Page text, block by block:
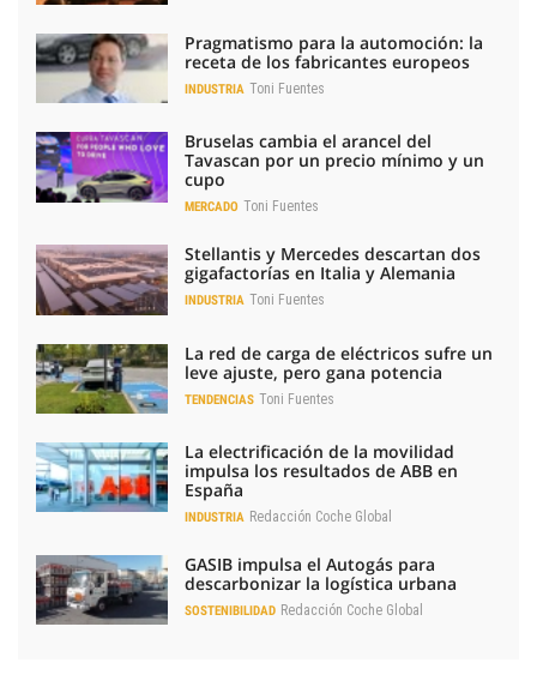
Pragmatismo para la automoción: la
receta de los fabricantes europeos
INDUSTRIA Toni Fuentes
Bruselas cambia el arancel del
Tavascan por un precio mínimo y un
cupo
MERCADO Toni Fuentes
Stellantis y Mercedes descartan dos
gigafactorías en Italia y Alemania
INDUSTRIA Toni Fuentes
La red de carga de eléctricos sufre un
leve ajuste, pero gana potencia
TENDENCIAS Toni Fuentes
La electrificación de la movilidad
impulsa los resultados de ABB en
España
INDUSTRIA Redacción Coche Global
GASIB impulsa el Autogás para
descarbonizar la logística urbana
SOSTENIBILIDAD Redacción Coche Global